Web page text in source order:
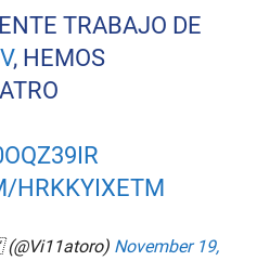
TRABAJO DE
, HEMOS
HRKKYIXETM
November 19,